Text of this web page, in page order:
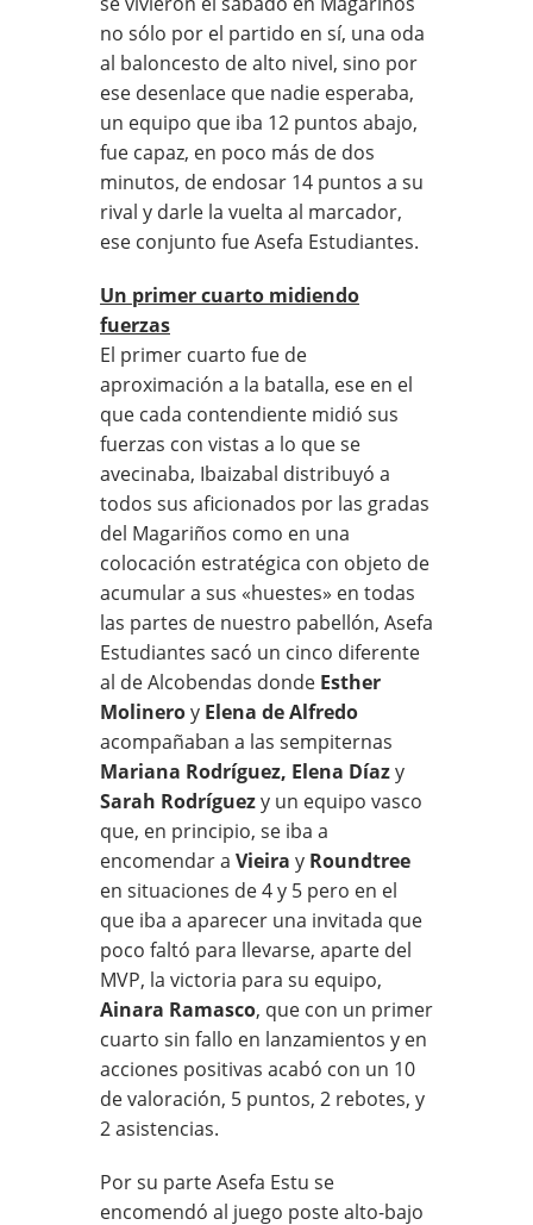
no sólo por el partido en sí, una oda
al baloncesto de alto nivel, sino por
ese desenlace que nadie esperaba,
un equipo que iba 12 puntos abajo,
fue capaz, en poco más de dos
minutos, de endosar 14 puntos a su
rival y darle la vuelta al marcador,
ese conjunto fue Asefa Estudiantes.
Un primer cuarto midiendo
fuerzas
El primer cuarto fue de
aproximación a la batalla, ese en el
que cada contendiente midió sus
fuerzas con vistas a lo que se
avecinaba, Ibaizabal distribuyó a
todos sus aficionados por las gradas
del Magariños como en una
colocación estratégica con objeto de
acumular a sus «huestes» en todas
las partes de nuestro pabellón, Asefa
Estudiantes sacó un cinco diferente
al de Alcobendas donde Esther
Molineroy Elena de Alfredo
acompañaban a las sempiternas
Mariana Rodríguez, Elena Díazy
Sarah Rodríguezy un equipo vasco
que, en principio, se iba a
encomendar a Vieira y Roundtree
en situaciones de 4 y 5 pero en el
que iba a aparecer una invitada que
poco faltó para llevarse, aparte del
MVP, la victoria para su equipo,
Ainara Ramasco, que con un primer
cuarto sin fallo en lanzamientos y en
acciones positivas acabó con un 10
de valoración, 5 puntos, 2 rebotes, y
2 asistencias.
Por su parte Asefa Estu se
encomendó al juego poste alto-bajo